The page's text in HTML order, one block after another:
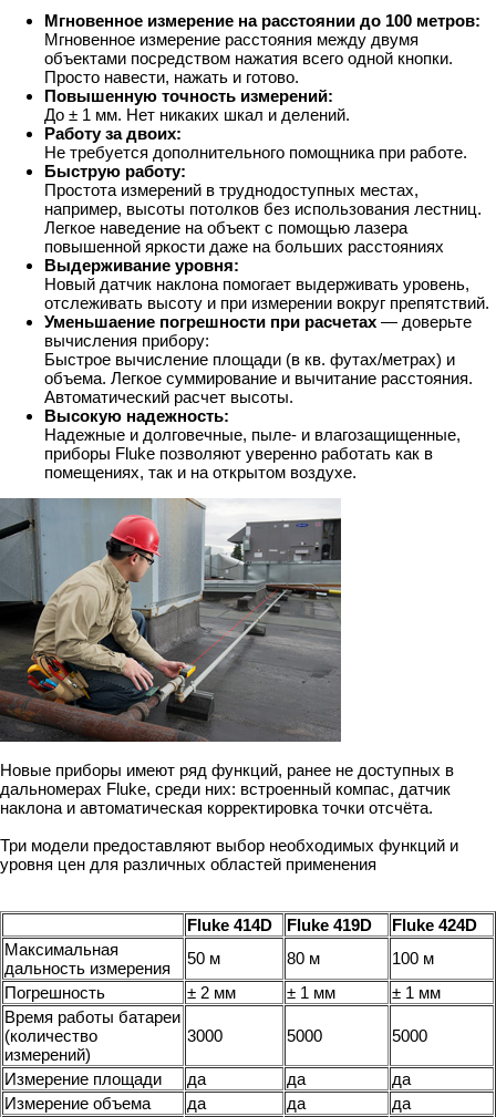
Мгновенное измерение на расстоянии до 100 метров:
Мгновенное измерение расстояния между двумя
объектами посредством нажатия всего одной кнопки.
Просто навести, нажать и готово.
Повышенную точность измерений:
До ± 1 мм. Нет никаких шкал и делений.
Работу за двоих:
Не требуется дополнительного помощника при работе.
Быструю работу:
Простота измерений в труднодоступных местах,
например, высоты потолков без использования лестниц.
Легкое наведение на объект с помощью лазера
повышенной яркости даже на больших расстояниях
Выдерживание уровня:
Новый датчик наклона помогает выдерживать уровень,
отслеживать высоту и при измерении вокруг препятствий.
Уменьшаение погрешности при расчетах — доверьте
вычисления прибору:
Быстрое вычисление площади (в кв. футах/метрах) и
объема. Легкое суммирование и вычитание расстояния.
Автоматический расчет высоты.
Высокую надежность:
Надежные и долговечные, пыле- и влагозащищенные,
приборы Fluke позволяют уверенно работать как в
помещениях, так и на открытом воздухе.
Новые приборы имеют ряд функций, ранее не доступных в
дальномерах Fluke, среди них: встроенный компас, датчик
наклона и автоматическая корректировка точки отсчёта.
Три модели предоставляют выбор необходимых функций и
уровня цен для различных областей применения
Fluke 414D Fluke 419D
Fluke 424D
Максимальная
дальность измерения
50 м 80 м
100 м
Погрешность
± 2 мм ± 1 мм
± 1 мм
Время работы батареи
(количество
измерений)
3000 5000 5000
Измерение площади да да
да
Измерение объема
да да
да